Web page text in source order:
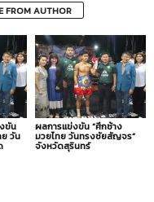
FROM AUTHOR
ขัน
วัน
ผลการแข่งขัน “ศึกช้าง
มวยไทย วันทรงชัยสัญจร”
จังหวัดสุรินทร์